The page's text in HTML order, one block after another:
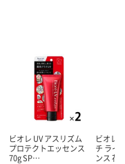
ビオレ UV アスリズム
プロテクトエッセンス
70g SP…
ビオレ
チ ライ
ンス 花